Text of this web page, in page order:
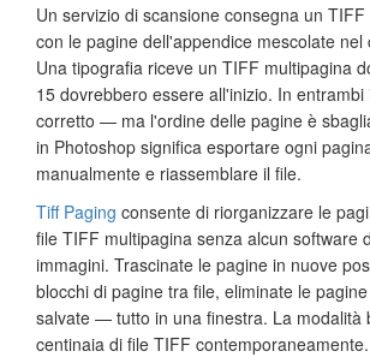
Un servizio di scansione consegna un
con le pagine dell'appendice mescolate nel
Una tipografia riceve un TIFF multipagina
15 dovrebbero essere all'inizio. In entrambi
corretto — ma l'ordine delle pagine è
in Photoshop significa esportare ogni
manualmente e riassemblare il file.
Tiff Paging consente di riorganizzare le
file TIFF multipagina senza alcun software
immagini. Trascinate le pagine in nuove
blocchi di pagine tra file, eliminate le
salvate — tutto in una finestra. La modalità
centinaia di file TIFF contemporaneamente.